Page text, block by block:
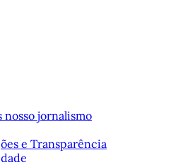
nosso jornalismo
e Transparência